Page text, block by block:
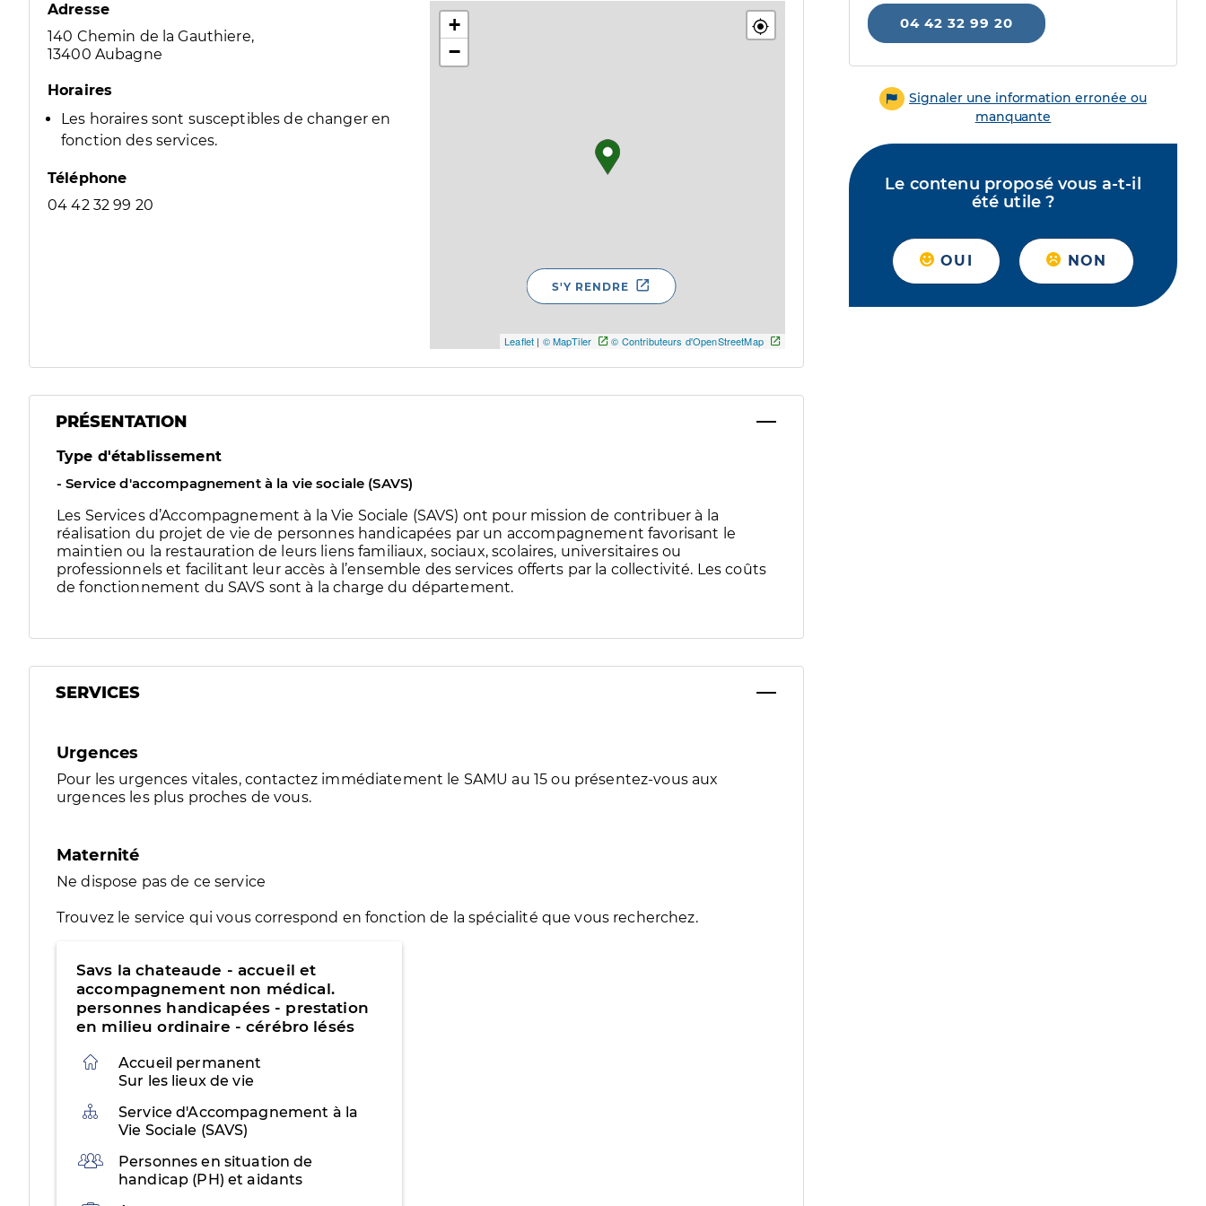
Adresse
140 Chemin de la Gauthiere,
13400 Aubagne
Horaires
Les horaires sont susceptibles de changer en
fonction des services.
Téléphone
04 42 32 99 20
+
−
Leaflet | © MapTiler © Contributeurs d'OpenStreetMap
S'Y RENDRE
PRÉSENTATION
Type d'établissement
- Service d'accompagnement à la vie sociale (SAVS)
Les Services d’Accompagnement à la Vie Sociale (SAVS) ont pour mission de contribuer à la
réalisation du projet de vie de personnes handicapées par un accompagnement favorisant le
maintien ou la restauration de leurs liens familiaux, sociaux, scolaires, universitaires ou
professionnels et facilitant leur accès à l’ensemble des services offerts par la collectivité. Les coûts
de fonctionnement du SAVS sont à la charge du département.
SERVICES
Urgences
Pour les urgences vitales, contactez immédiatement le SAMU au 15 ou présentez-vous aux
urgences les plus proches de vous.
Maternité
Ne dispose pas de ce service
Trouvez le service qui vous correspond en fonction de la spécialité que vous recherchez.
Savs la chateaude - accueil et
accompagnement non médical.
personnes handicapées - prestation
en milieu ordinaire - cérébro lésés
Accueil permanent
Sur les lieux de vie
Organisation
Service d'Accompagnement à la
Vie Sociale (SAVS)
PublicPersonnes en situation de
handicap (PH) et aidants
04 42 32 99 20
Signaler une information erronée ou
manquante
Le contenu proposé vous a-t-il
été utile ?
OUI NON